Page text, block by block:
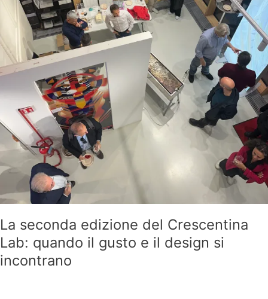
La seconda edizione del Crescentina
Lab: quando il gusto e il design si
incontrano
incontrano